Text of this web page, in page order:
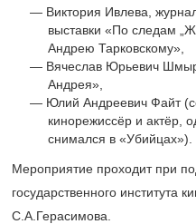
Виктория Ивлева,
выставки «По следам
Андрею Тарковскому»,
Вячеслав Юрьевич
Андрея»,
Юлий Андреевич Файт
кинорежиссёр и актёр,
снимался в «Убийцах»).
Мероприятие проходит при
государственного института
С.А.Герасимова.